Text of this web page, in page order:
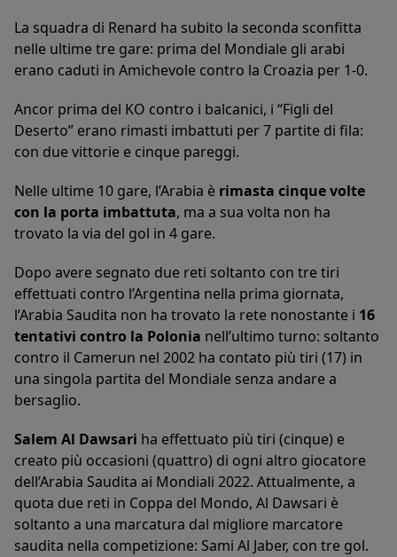
La squadra di Renard ha subito la seconda sconfitta
nelle ultime tre gare: prima del Mondiale gli arabi
erano caduti in Amichevole contro la Croazia per 1-0.
Ancor prima del KO contro i balcanici, i “Figli del
Deserto” erano rimasti imbattuti per 7 partite di fila:
con due vittorie e cinque pareggi.
Nelle ultime 10 gare, l’Arabia è rimasta cinque volte
con la porta imbattuta, ma a sua volta non ha
trovato la via del gol in 4 gare.
Dopo avere segnato due reti soltanto con tre tiri
effettuati contro l’Argentina nella prima giornata,
l’Arabia Saudita non ha trovato la rete nonostante i 16
tentativi contro la Polonia nell’ultimo turno: soltanto
contro il Camerun nel 2002 ha contato più tiri (17) in
una singola partita del Mondiale senza andare a
bersaglio.
Salem Al Dawsari ha effettuato più tiri (cinque) e
creato più occasioni (quattro) di ogni altro giocatore
dell’Arabia Saudita ai Mondiali 2022. Attualmente, a
quota due reti in Coppa del Mondo, Al Dawsari è
soltanto a una marcatura dal migliore marcatore
saudita nella competizione: Sami Al Jaber, con tre gol.